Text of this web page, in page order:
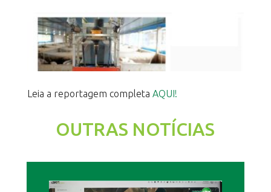
Leia a reportagem completa AQUI!
OUTRAS NOTÍCIAS